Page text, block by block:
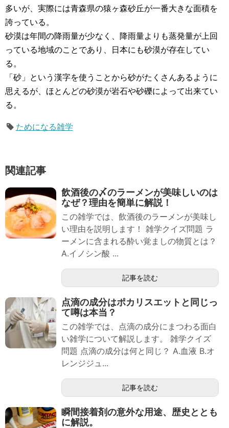
多いが、実際には青森県の猿ヶ森砂丘が一番大きな面積を
誇っている。
砂漠は年間の降雨量が少なく、降雨量よりも蒸発量が上回
っている地域のことであり、日本にも砂漠が存在してい
る。
「砂」という漢字を使うことから砂がたくさんあるように
思えるが、ほとんどの砂漠が岩石や砂礫によって出来てい
る。
ためになる雑学
関連記事
飲酒後の〆のラーメンが美味しいのは
なぜ？理由を簡単に解説！
この雑学では、飲酒後のラーメンが美味し
い理由を説明します！ 雑学クイズ問題 ラ
ーメンに含まれる酔い覚ましの物質とは？
A.イノシン酸 ...
記事を読む
点滴の成分はポカリスエットと同じっ
て噂は本当？
この雑学では、点滴の成分にまつわる面白
い雑学について解説します。 雑学クイズ
問題 点滴の成分は何と同じ？ A.血液 B.オ
レンジジュ...
記事を読む
瞬間接着剤の意外な用途、歴史ととも
に解説。